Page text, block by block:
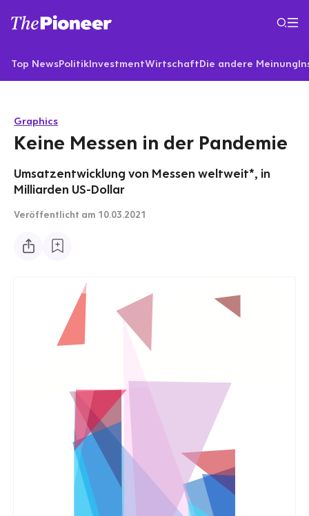
Top NewsPolitikInvestmentWirtschaftDie andere Meinung
Graphics
Keine Messen in der Pandemie
Umsatzentwicklung von Messen weltweit*, in
Milliarden US-Dollar
Veröffentlicht am 10.03.2021